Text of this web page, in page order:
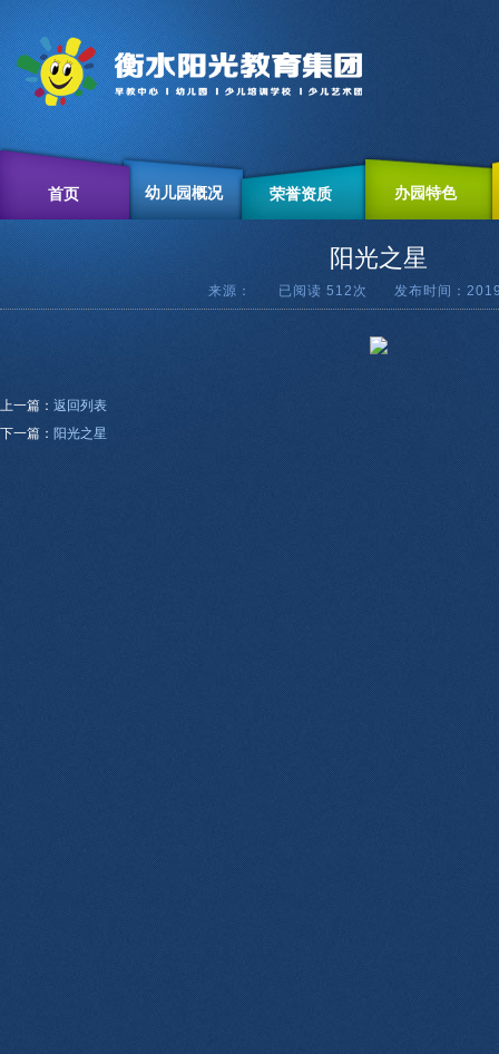
首页 幼儿园概况 荣誉资质 办园特色
阳光之星
来源： 已阅读 512次 发布时间：
上一篇： 返回列表
下一篇： 阳光之星